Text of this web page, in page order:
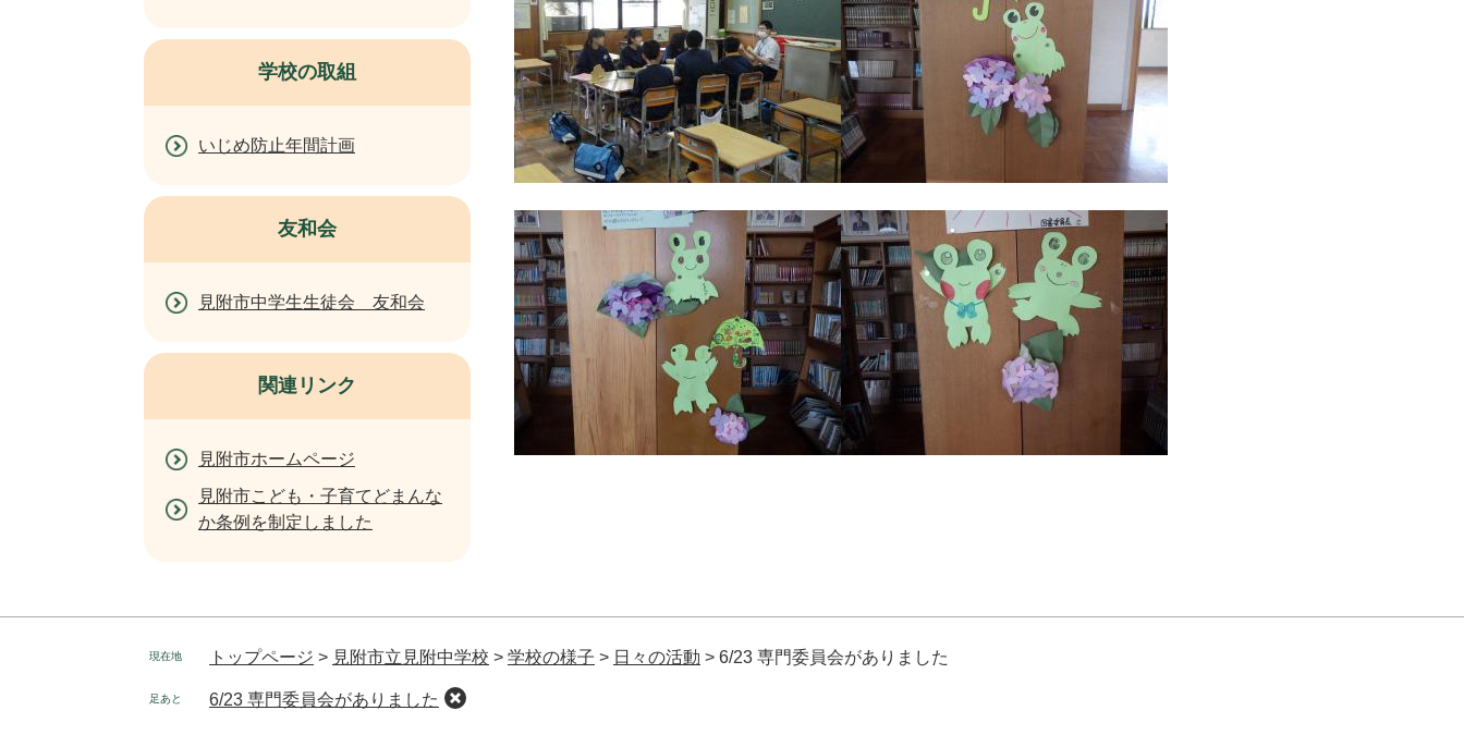
学校の取組
いじめ防止年間計画
友和会
見附市中学生生徒会 友和会
関連リンク
見附市ホームページ
見附市こども・子育てどまんな
か条例を制定しました
現在地 トップページ > 見附市立見附中学校 > 学校の様子 > 日々の活動 > 6/23 専門委員会がありました
足あと 6/23 専門委員会がありました